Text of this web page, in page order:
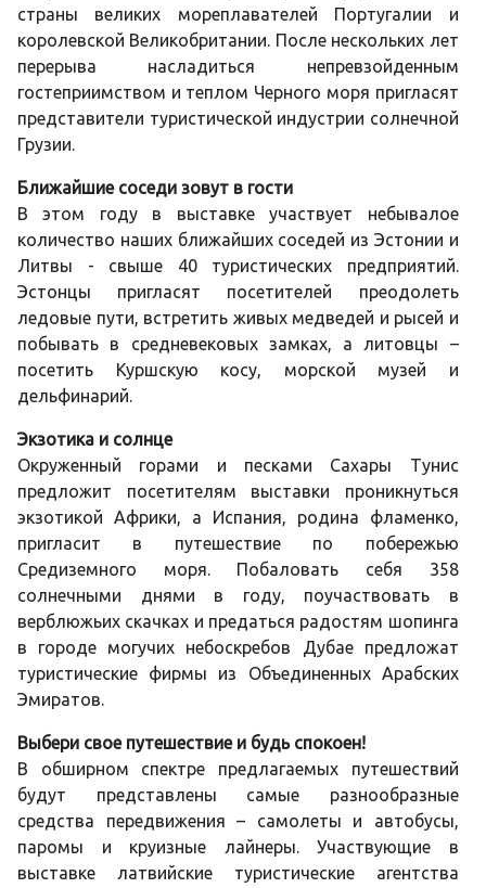
страны великих мореплавателей Португалии и
королевской Великобритании. После нескольких лет
перерыва насладиться непревзойденным
гостеприимством и теплом Черного моря пригласят
представители туристической индустрии солнечной
Грузии.
Ближайшие соседи зовут в гости
В этом году в выставке участвует небывалое
количество наших ближайших соседей из Эстонии и
Литвы - свыше 40 туристических предприятий.
Эстонцы пригласят посетителей преодолеть
ледовые пути, встретить живых медведей и рысей и
побывать в средневековых замках, а литовцы –
посетить Куршскую косу, морской музей и
дельфинарий.
Экзотика и солнце
Окруженный горами и песками Сахары Тунис
предложит посетителям выставки проникнуться
экзотикой Африки, а Испания, родина фламенко,
пригласит в путешествие по побережью
Средиземного моря. Побаловать себя 358
солнечными днями в году, поучаствовать в
верблюжьих скачках и предаться радостям шопинга
в городе могучих небоскребов Дубае предложат
туристические фирмы из Объединенных Арабских
Эмиратов.
Выбери свое путешествие и будь спокоен!
В обширном спектре предлагаемых путешествий
будут представлены самые разнообразные
средства передвижения – самолеты и автобусы,
паромы и круизные лайнеры. Участвующие в
выставке латвийские туристические агентства